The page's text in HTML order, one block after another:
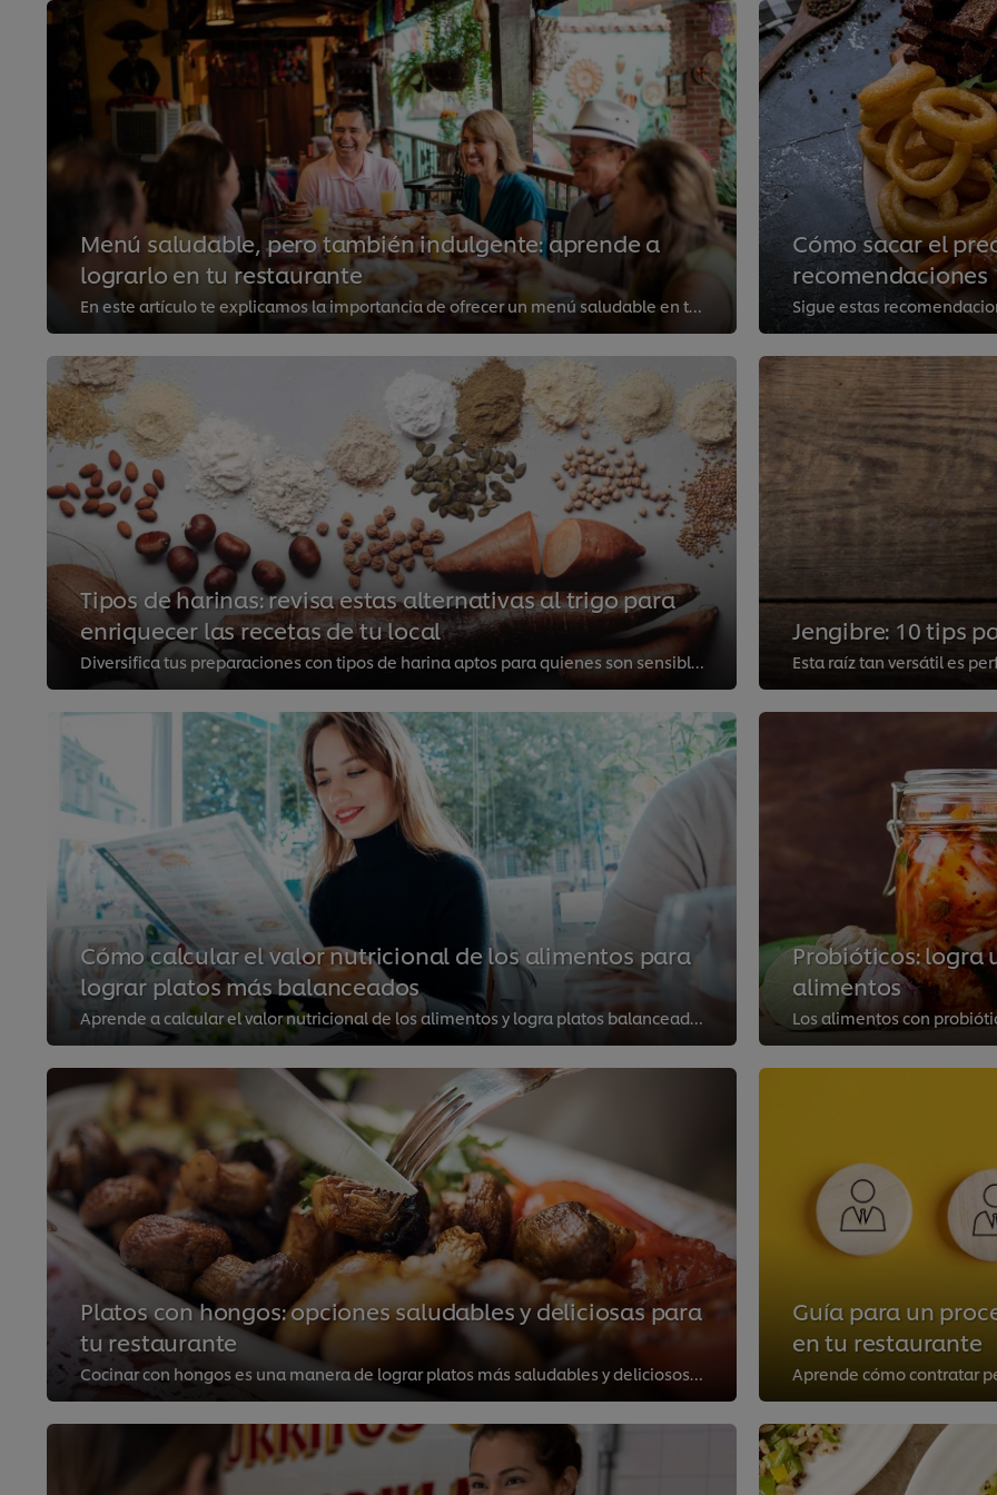
Menú saludable, pero también indulgente: aprende a
lograrlo en tu restaurante
En este artículo te explicamos la importancia de ofrecer un menú saludable en tu restaurante, con platos que sean tan ricos com...
Cómo sacar el
recomendaciones
Tipos de harinas: revisa estas alternativas al trigo para
enriquecer las recetas de tu local
Diversifica tus preparaciones con tipos de harina aptos para quienes son sensibles al gluten y atrae a más comensales.
Jengibre: 10 tips
Cómo calcular el valor nutricional de los alimentos para
lograr platos más balanceados
Aprende a calcular el valor nutricional de los alimentos y logra platos balanceados en tu restaurante. ¡Descubre técnicas y her...
Probióticos: logra
alimentos
Platos con hongos: opciones saludables y deliciosas para
tu restaurante
Cocinar con hongos es una manera de lograr platos más saludables y deliciosos en tu local de comida. ¡Descubre ideas y recetas!
Guía para un
en tu restaurante